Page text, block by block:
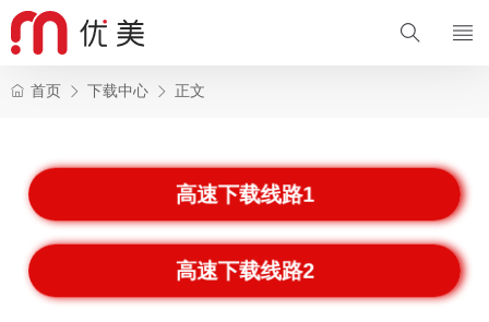
首页 下载中心 正文
高速下载线路1
高速下载线路2